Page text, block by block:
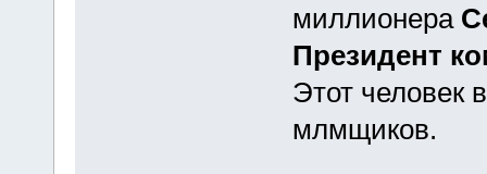
миллионера
Президент
Этот человек
млмщиков.